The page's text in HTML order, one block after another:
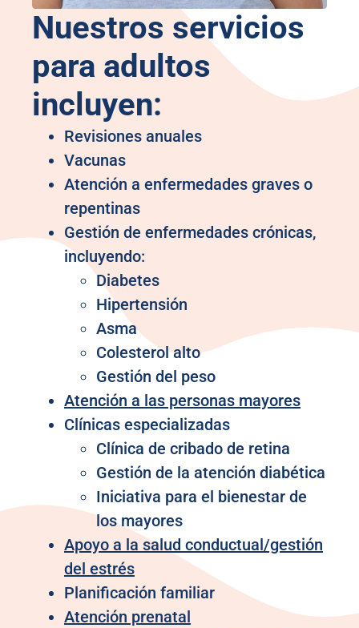
Nuestros servicios
para adultos
incluyen:
Revisiones anuales
Vacunas
Atención a enfermedades graves o
repentinas
Gestión de enfermedades crónicas,
incluyendo:
Diabetes
Hipertensión
Asma
Colesterol alto
Gestión del peso
Atención a las personas mayores
Clínicas especializadas
Clínica de cribado de retina
Gestión de la atención diabética
Iniciativa para el bienestar de
los mayores
Apoyo a la salud conductual/gestión
del estrés
Planificación familiar
Atención prenatal